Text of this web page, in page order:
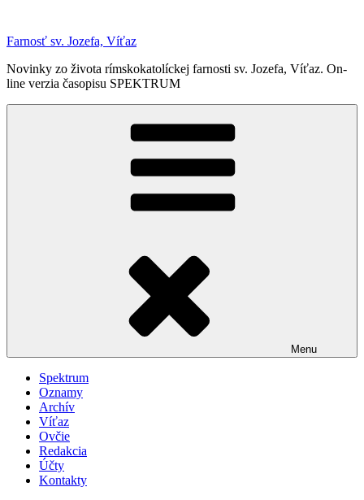
obsah
Farnosť sv. Jozefa, Víťaz
Novinky zo života rímskokatolíckej farnosti sv. Jozefa, Víťaz. On-
line verzia časopisu SPEKTRUM
Menu
Spektrum
Oznamy
Archív
Víťaz
Ovčie
Redakcia
Účty
Kontakty